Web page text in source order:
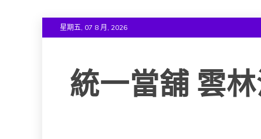
to
星期五, 07 8 月, 2026
統一當舖 雲